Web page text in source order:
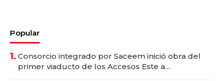
Popular
1. Consorcio integrado por Saceem inició obra del
primer viaducto de los Accesos Este a